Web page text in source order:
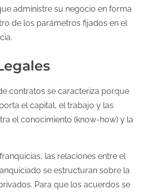
administre su negocio en forma
de los parámetros fijados en el
contratos se caracteriza porque
el capital, el trabajo y las
el conocimiento (know-how) y la
las relaciones entre el
se estructuran sobre la
Para que los acuerdos se